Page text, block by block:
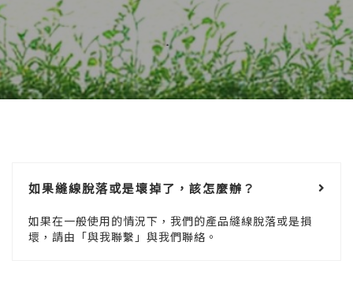
如果縫線脫落或是壞掉了，該怎麼辦？
如果在一般使用的情況下，我們的產品縫線脫落或是損
壞，請由「與我聯繫」與我們聯絡。